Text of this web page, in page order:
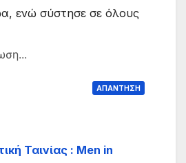
ενώ σύστησε σε όλους
ΑΠΆΝΤΗΣΗ
Ταινίας : Men in